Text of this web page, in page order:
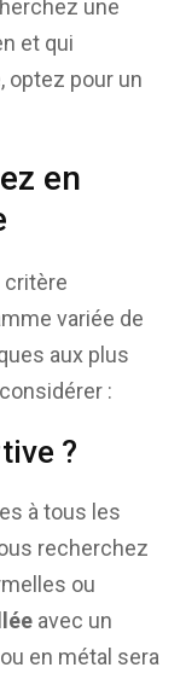
une
et qui
optez pour un
en
critère
variée de
aux plus
:
?
à tous les
recherchez
ou
avec un
en métal sera